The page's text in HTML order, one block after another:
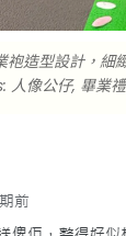
造型設計，細
像公仔, 畢業